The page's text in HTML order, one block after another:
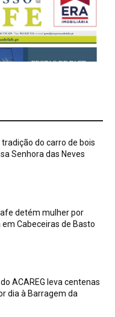
do carro de bois
Senhora das Neves
detém mulher por
Cabeceiras de Basto
ACAREG leva centenas
dia à Barragem da